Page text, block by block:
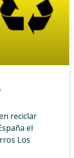
reciclar
el
Los